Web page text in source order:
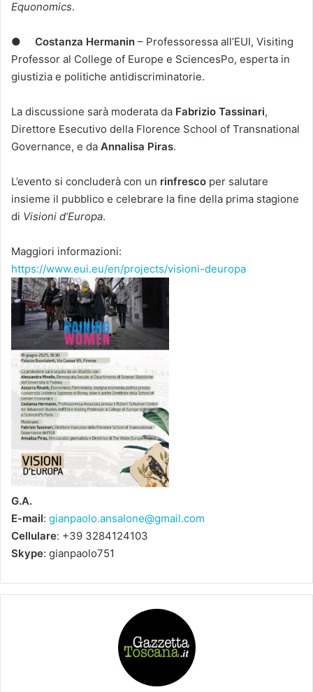
Equonomics.
● Costanza Hermanin – Professoressa all’EUI, Visiting
Professor al College of Europe e SciencesPo, esperta in
giustizia e politiche antidiscriminatorie.
La discussione sarà moderata da Fabrizio Tassinari,
Direttore Esecutivo della Florence School of Transnational
Governance, e da Annalisa Piras.
L’evento si concluderà con un rinfresco per salutare
insieme il pubblico e celebrare la fine della prima stagione
di Visioni d’Europa.
Maggiori informazioni:
https://www.eui.eu/en/projects/visioni-deuropa
G.A.
E-mail: gianpaolo.ansalone@gmail.com
Cellulare: +39 3284124103
Skype: gianpaolo751